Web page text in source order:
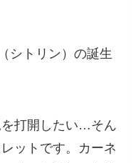
シトリン）の誕生
打開したい…そん
ットです。カーネ